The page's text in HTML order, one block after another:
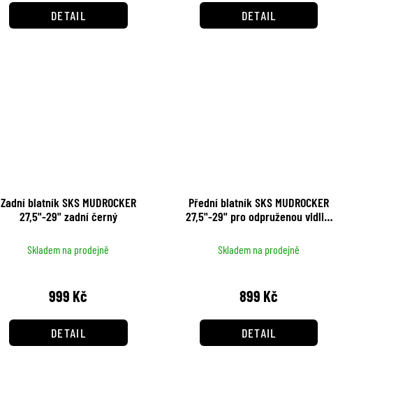
DETAIL DETAIL
Zadní blatník SKS MUDROCKER
27,5"-29" zadní černý
Skladem na prodejně
999 Kč
DETAIL
Přední blatník SKS MUDROCKER
27,5"-29" pro odpruženou vidlici
Skladem na prodejně
899 Kč
DETAIL